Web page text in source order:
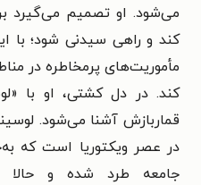
می‌شود. او تصمیم می‌گیرد
کند و راهی سیدنی شود؛ با
مأموریت‌های پرمخاطره در
کند. در دل کشتی، او با
قماربازش آشنا می‌شود.
در عصر ویکتوریا است که
جامعه طرد شده و حالا